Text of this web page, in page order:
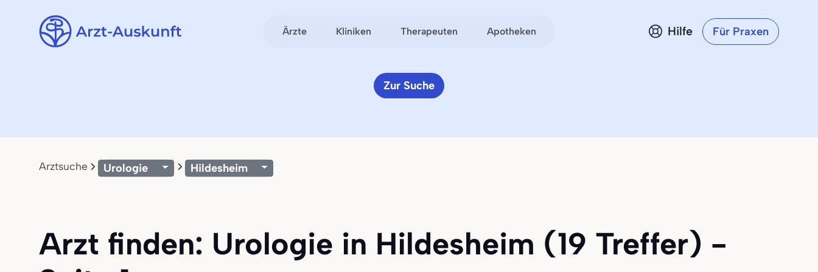
Ärzte Kliniken Therapeuten Apotheken Hilfe Für Praxen
Zur Suche
Arztsuche Urologie Hildesheim
Arzt finden: Urologie in Hildesheim (19 Treffer) -